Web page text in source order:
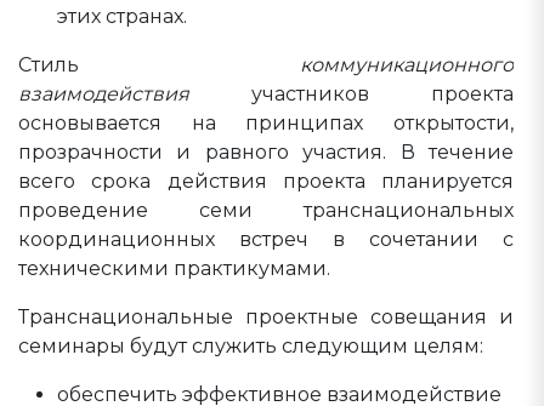
этих странах.
Стиль коммуникационного
взаимодействия участников проекта
основывается на принципах открытости,
прозрачности и равного участия. В течение
всего срока действия проекта планируется
проведение семи транснациональных
координационных встреч в сочетании с
техническими практикумами.
Транснациональные проектные совещания и
семинары будут служить следующим целям:
обеспечить эффективное взаимодействие